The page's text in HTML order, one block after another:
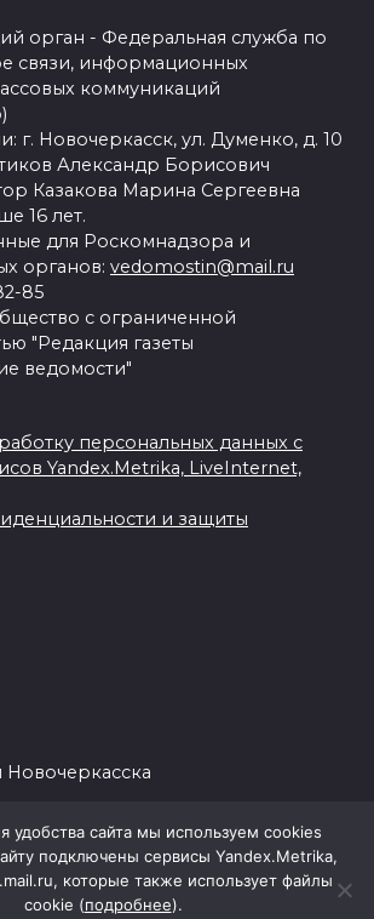
орган - Федеральная служба по
связи, информационных
коммуникаций
г. Новочеркасск, ул. Думенко, д. 10
Александр Борисович
Казакова Марина Сергеевна
16 лет.
для Роскомнадзора и
органов: vedomostin@mail.ru
85
с ограниченной
"Редакция газеты
ведомости"
персональных данных с
Yandex.Metrika, LiveInternet,
и защиты
удобства сайта мы используем cookies
подключены сервисы Yandex.Metrika,
которые также использует файлы
cookie (подробнее).